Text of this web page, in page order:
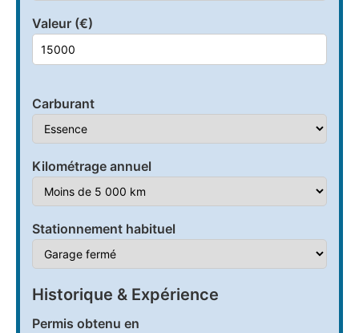
Valeur (€)
Carburant
Kilométrage annuel
Stationnement habituel
Historique & Expérience
Permis obtenu en